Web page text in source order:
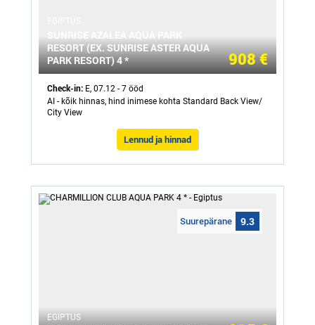
SUNRISE AZALEA AQUA PARK
RESORT (EX. SUNRISE ASTER AQUA
PARK RESORT) 4 *
908 €
Check-in: E, 07.12 - 7 ööd
AI - kõik hinnas, hind inimese kohta Standard Back View/
City View
Lennud ja hinnad
Suurepärane 9.3
ЕGIPTUS